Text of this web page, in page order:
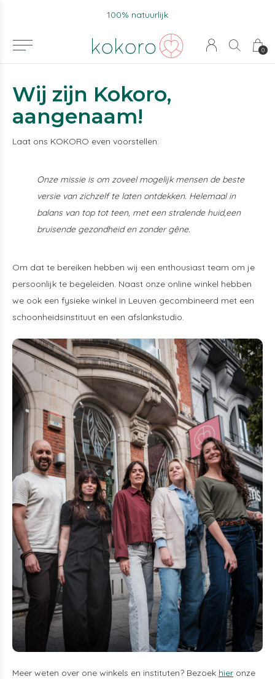
0
100% natuurlijk
Wij zijn Kokoro,
aangenaam!
Laat ons KOKORO even voorstellen:
Onze missie is om zoveel mogelijk mensen de beste
versie van zichzelf te laten ontdekken. Helemaal in
balans van top tot teen, met een stralende huid,een
bruisende gezondheid en zonder gêne.
Om dat te bereiken hebben wij een enthousiast team om je
persoonlijk te begeleiden. Naast onze online winkel hebben
we ook een fysieke winkel in Leuven gecombineerd met een
schoonheidsinstituut en een afslankstudio.
Meer weten over one winkels en instituten? Bezoek hier onze